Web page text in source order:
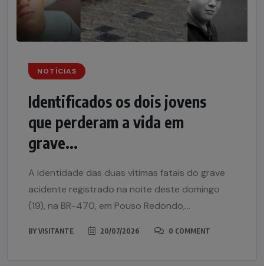
NOTÍCIAS
Identificados os dois jovens
que perderam a vida em
grave...
A identidade das duas vítimas fatais do grave
acidente registrado na noite deste domingo
(19), na BR-470, em Pouso Redondo,...
BYVISITANTE 20/07/2026 0 COMMENT